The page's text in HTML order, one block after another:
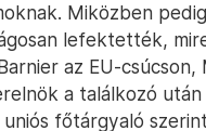
Miközben
lefektették,
az EU-
a találkozó után
uniós főtárgyaló